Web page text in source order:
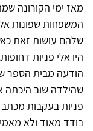
מאז ימי הקורונה
המשפחות שפונות
שלהם עושות זאת
היו אלי פניות
הודעה מבית הספר
שהילדה שוב היכתה
פניות בעקבות
בודד מאוד ולא